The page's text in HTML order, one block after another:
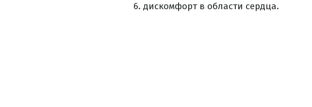
дискомфорт в области сердца.